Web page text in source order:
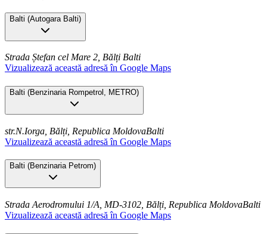
Balti (Autogara Balti)
Strada Ștefan cel Mare 2, Bălți Balti
Vizualizează această adresă în Google Maps
Balti (Benzinaria Rompetrol, METRO)
str.N.Iorga, Bălți, Republica MoldovaBalti
Vizualizează această adresă în Google Maps
Balti (Benzinaria Petrom)
Strada Aerodromului 1/A, MD-3102, Bălți, Republica MoldovaBalti
Vizualizează această adresă în Google Maps